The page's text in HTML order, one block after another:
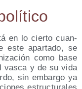
en lo cier­to cuan­
este apar­ta­do, se
como base
vas­ca y de su vida
sin embar­go ya